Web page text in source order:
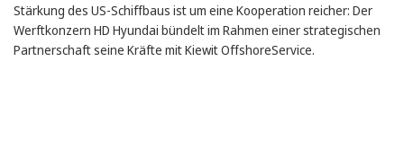
Stärkung des US-Schiffbaus ist um eine Kooperation reicher: Der
Werftkonzern HD Hyundai bündelt im Rahmen einer strategischen
Partnerschaft seine Kräfte mit Kiewit OffshoreService.